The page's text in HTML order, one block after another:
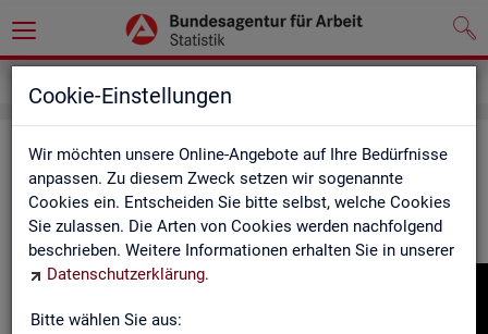
Cookie-Einstellungen
Wir möchten unsere Online-Angebote auf Ihre Bedürfnisse
anpassen. Zu diesem Zweck setzen wir sogenannte
Cookies ein. Entscheiden Sie bitte selbst, welche Cookies
Sie zulassen. Die Arten von Cookies werden nachfolgend
beschrieben. Weitere Informationen erhalten Sie in unserer
Datenschutzerklärung.
Bitte wählen Sie aus:
In­for­ma­tio­nen in Ge­bär­den­spra­che
Hier fin­den Sie unser In­for­ma­ti­ons­vi­deo in Deut­scher Ge­bär­
den­spra­che.
Video-
er